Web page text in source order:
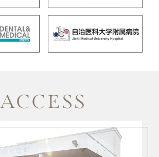
ACCESS